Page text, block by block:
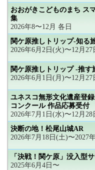
おおがきこどものまち ス
集
2026年8〜12月 各日
関ケ原推しトリップ-知る
2026年6月2日(火)〜12月27
関ケ原推しトリップ -推す
2026年6月1日(月)〜12月27
ユネスコ無形文化遺産登
コンクール 作品応募受付
2026年7月1日(水)〜12月28
決断の地！松尾山城AR
2026年7月18日(土)〜2027
「決戦！関ケ原」没入型
2025年6月4日〜